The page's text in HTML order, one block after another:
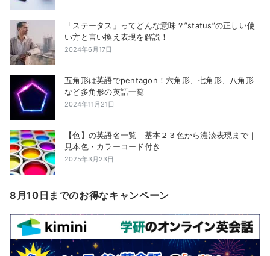
「ステータス」ってどんな意味？”status”の正しい使
い方と言い換え表現を解説！
2024年6月17日
五角形は英語でpentagon！六角形、七角形、八角形
など多角形の英語一覧
2024年11月21日
【色】の英語名一覧｜基本２３色から濃淡表現まで｜
見本色・カラーコード付き
2025年3月23日
8月10日までのお得なキャンペーン